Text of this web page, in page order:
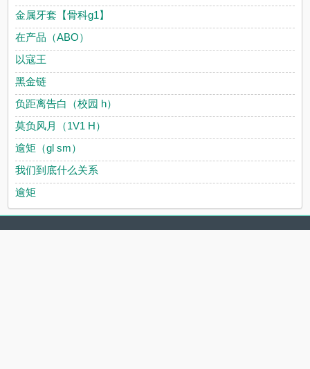
金属牙套【骨科g1】
在产品（ABO）
以寇王
黑金链
负距离告白（校园 h）
莫负风月（1V1 H）
逾矩（gl sm）
我们到底什么关系
逾矩